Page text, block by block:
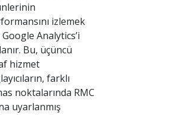
izlemek
Analytics’i
Bu, üçüncü
hizmet
farklı
noktalarında RMC
uyarlanmış